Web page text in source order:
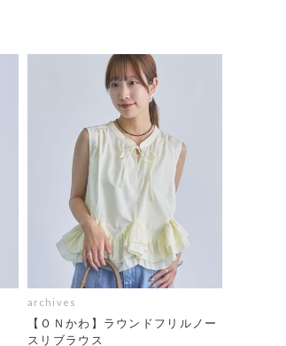
archives
【ＯＮかわ】ラウンドフリルノー
スリブラウス